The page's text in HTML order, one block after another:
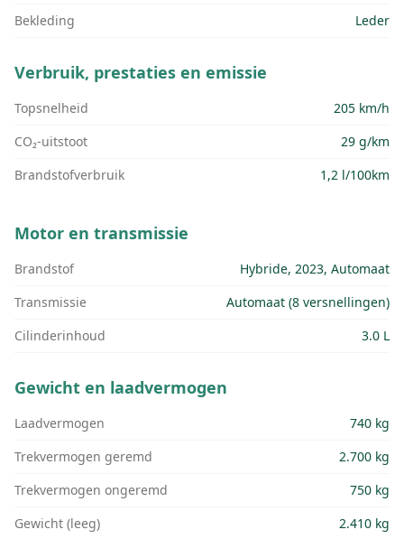
Bekleding
Leder
Verbruik, prestaties en emissie
Topsnelheid
205 km/h
CO₂-uitstoot
29 g/km
Brandstofverbruik
1,2 l/100km
Motor en transmissie
Brandstof
Hybride, 2023, Automaat
Transmissie
Automaat (8 versnellingen)
Cilinderinhoud
3.0 L
Gewicht en laadvermogen
Laadvermogen
740 kg
Trekvermogen geremd
2.700 kg
Trekvermogen ongeremd
750 kg
Gewicht (leeg)
2.410 kg